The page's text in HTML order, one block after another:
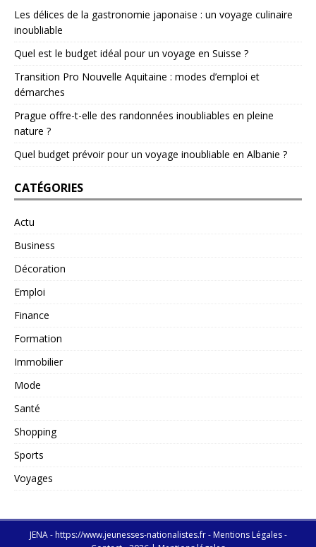
Les délices de la gastronomie japonaise : un voyage culinaire
inoubliable
Quel est le budget idéal pour un voyage en Suisse ?
Transition Pro Nouvelle Aquitaine : modes d’emploi et
démarches
Prague offre-t-elle des randonnées inoubliables en pleine
nature ?
Quel budget prévoir pour un voyage inoubliable en Albanie ?
CATÉGORIES
Actu
Business
Décoration
Emploi
Finance
Formation
Immobilier
Mode
Santé
Shopping
Sports
Voyages
JENA - https://www.jeunesses-nationalistes.fr - Mentions Légales -